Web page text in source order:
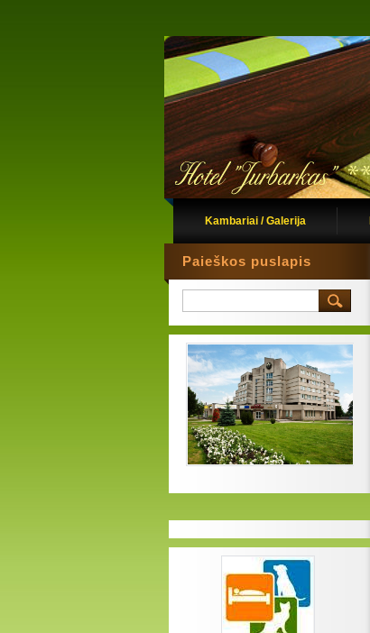
Kambariai / Galerija
Paieškos puslapis